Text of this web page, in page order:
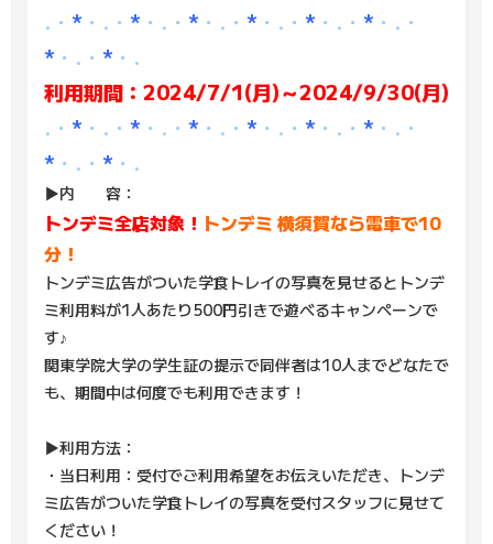
.・ * ・.・ * ・.・ * ・.・ * ・.・ * ・.・ * ・.・
* ・.・ * ・.
利用期間：2024/7/1(月)～2024/9/30(月)
.・ * ・.・ * ・.・ * ・.・ * ・.・ * ・.・ * ・.・
* ・.・ * ・.
▶内 容：
トンデミ全店対象！ トンデミ 横須賀なら電車で10
分！
トンデミ広告がついた学食トレイの写真を見せるとトンデ
ミ利用料が1人あたり500円引きで遊べるキャンペーンで
す♪
関東学院大学の学生証の提示で同伴者は10人までどなたで
も、期間中は何度でも利用できます！
▶利用方法：
・当日利用：受付でご利用希望をお伝えいただき、トンデ
ミ広告がついた学食トレイの写真を受付スタッフに見せて
ください！